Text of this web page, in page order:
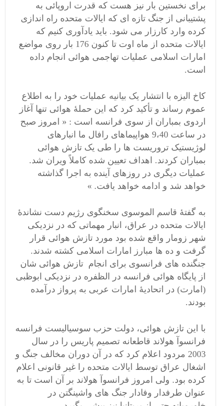
برای نخستین بار نیز هست که قدرت اروپائی به
پشتیبانی از جنگ تازه ای که ایالات متحده راه اندازی
کرده وارد کارزار می شود. باید یادآوری کنیم که
ایالات متحده از ماه اوت تا کنون 176 بار روی مواضع
امارات اسلامی عملیات تهاجمی هوائی انجام داده
است.
کاخ الیزه با انتشار یک بیانیه عملیات خود را به اطلاع
عموم رساند و تأکید کرد که این حملۀ هوائی تنها آغاز
اردوی بمباران از سوی فرانسه است : « امروز صبح
در ساعت 9،40 هواپیماهای رافال ما انبارهای
لوژیستیک تروریست ها را طی یک تازش هوائی
بمباران کردند. اهداف تعیین شده کاملاً ویران شد.
عملیات دیگری در روزهای آینده به اجرا گذاشته
خواهد شد و ادامه خواهد یافت. »
به گفتۀ قاسم الموسوی سخنگوی رژیم دست نشاندۀ
ایالات متحده در عراق، انبار مهماتی که در نزدیکی
شهر زومار واقع شده بود مورد تازش هوائی قرار
گرفت و ده ها مبارز امارات اسلامی کشته شدند.
جنگنده های فرانسوی برای انجام تازش هوائی شان
از پایگاه هوائی فرانسه در الظفره در نزدیکی ابوظبی
(امارت) در اتحادیۀ امارات عربی به پرواز درآمده
بودند.
با این تازش هوائی، دولت حزب سوسیالیست فرانسه
فرانسوآ هولاند قاطعانه تصمیم پاریس را در سال
2003 مردود اعلام کرد که در آن دوران مخالف جنگ و
اشغال عراق توسط ایالات متحده را غیر قانونی اعلام
کرده بود. ولی امروز فرانسوآ هولاند بر آن است تا به
عنوان طرفدار وفادار جنگ های واشینگتن در